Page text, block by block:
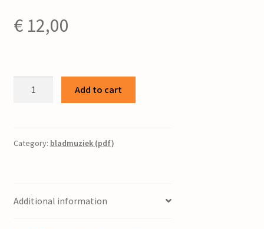
€12,00
voor
Peter
Add to cart
Category: bladmuziek (pdf)
Additional information